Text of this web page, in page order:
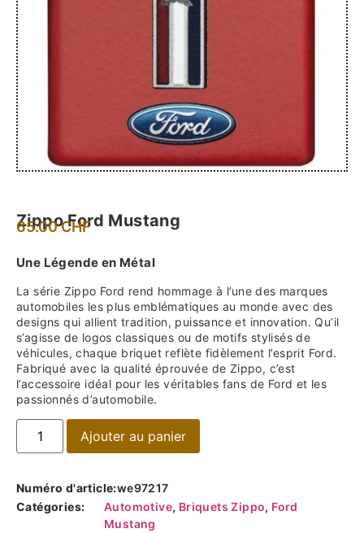
Zippo Ford Mustang
65.00CHF
Une Légende en Métal
La série Zippo Ford rend hommage à l’une des marques
automobiles les plus emblématiques au monde avec des
designs qui allient tradition, puissance et innovation. Qu’il
s’agisse de logos classiques ou de motifs stylisés de
véhicules, chaque briquet reflète fidèlement l’esprit Ford.
Fabriqué avec la qualité éprouvée de Zippo, c’est
l’accessoire idéal pour les véritables fans de Ford et les
passionnés d’automobile.
Ajouter au panier
Numéro d'article:we97217
Catégories:
Automotive, Briquets Zippo, Ford
Mustang